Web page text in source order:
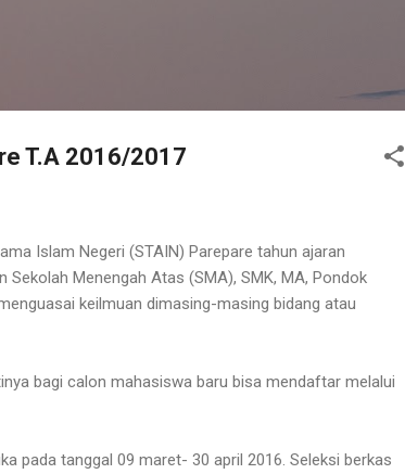
T.A 2016/2017
Islam Negeri (STAIN) Parepare tahun ajaran
Menengah Atas (SMA), SMK, MA, Pondok
keilmuan dimasing-masing bidang atau
bagi calon mahasiswa baru bisa mendaftar melalui
pada tanggal 09 maret- 30 april 2016. Seleksi berkas